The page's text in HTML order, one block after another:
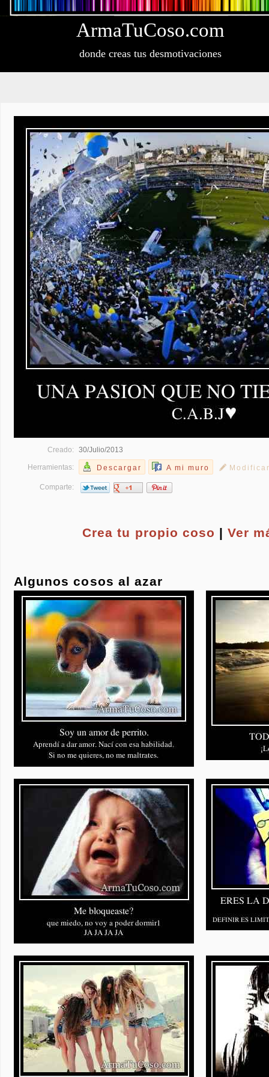
ArmaTuCoso.com
donde creas tus desmotivaciones
Creado: 30/Julio/2013
Herramientas: Descargar A mi muro
Comparte:
Crea tu propio coso |Ver
Algunos cosos al azar